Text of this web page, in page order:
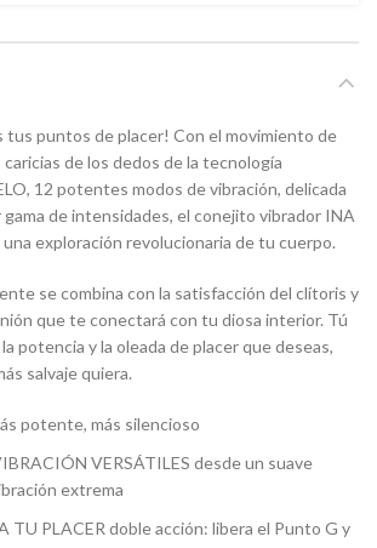
tus puntos de placer! Con el movimiento de
caricias de los dedos de la tecnología
12 potentes modos de vibración, delicada
gama de intensidades, el conejito vibrador INA
exploración revolucionaria de tu cuerpo.
se combina con la satisfacción del clítoris y
que te conectará con tu diosa interior. Tú
potencia y la oleada de placer que deseas,
salvaje quiera.
potente, más silencioso
VERSÁTILES desde un suave
extrema
TU PLACER doble acción: libera el Punto G y